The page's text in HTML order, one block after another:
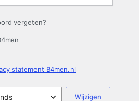
vergeten?
statement B4men.nl